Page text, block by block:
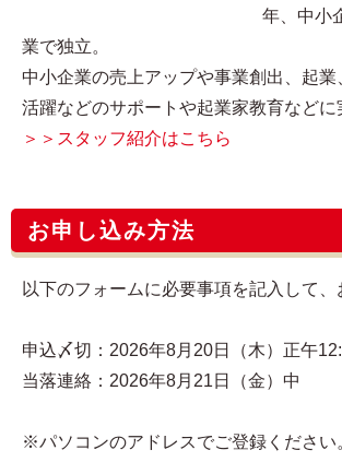
年、中小
業で独立。
中小企業の売上アップや事業創出、起業
活躍などのサポートや起業家教育などに
＞＞スタッフ紹介はこちら
お申し込み方法
以下のフォームに必要事項を記入して、
申込〆切：2026年8月20日（木）正午
当落連絡：2026年8月21日（金）中
※パソコンのアドレスでご登録ください